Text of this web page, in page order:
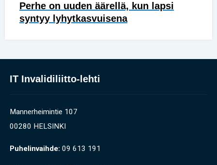
Perhe on uuden äärellä, kun lapsi
syntyy lyhytkasvuisena
IT Invalidiliitto-lehti
Mannerheimintie 107
00280 HELSINKI
Puhelinvaihde: 09 613 191